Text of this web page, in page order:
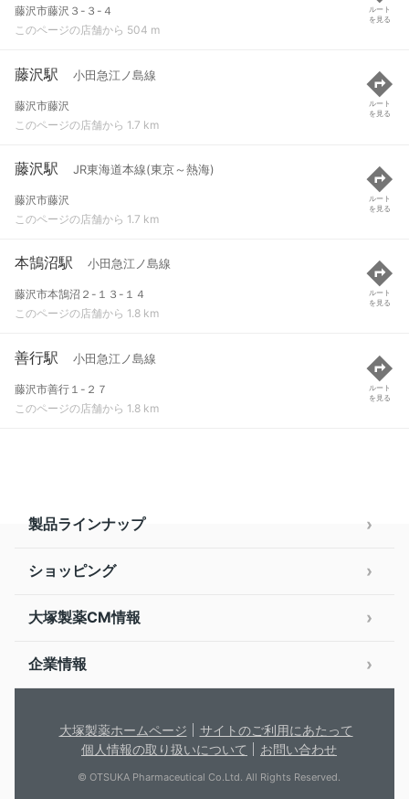
藤沢市藤沢３-３-４
このページの店舗から 504 m
ルート
を見る
藤沢駅 小田急江ノ島線
藤沢市藤沢
このページの店舗から 1.7 km
ルート
を見る
藤沢駅 JR東海道本線(東京～熱海)
藤沢市藤沢
このページの店舗から 1.7 km
ルート
を見る
本鵠沼駅 小田急江ノ島線
藤沢市本鵠沼２-１３-１４
このページの店舗から 1.8 km
ルート
を見る
善行駅 小田急江ノ島線
藤沢市善行１-２７
このページの店舗から 1.8 km
ルート
を見る
製品ラインナップ
ショッピング
大塚製薬CM情報
企業情報
大塚製薬ホームページ
サイトのご利用にあたって
個人情報の取り扱いについて
お問い合わせ
© OTSUKA Pharmaceutical Co.Ltd. All Rights Reserved.